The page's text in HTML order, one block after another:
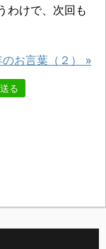
わけで、次回も
お言葉（２） »
る